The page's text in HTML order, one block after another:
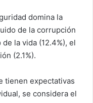
domina la
de la corrupción
la vida (12.4%), el
(2.1%).
tienen expectativas
se considera el